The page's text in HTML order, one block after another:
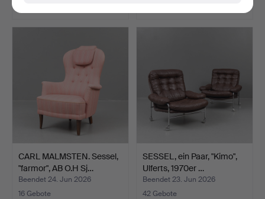
CARL MALMSTEN. Sessel,
"farmor", AB O.H Sj…
Beendet 24. Jun 2026
16 Gebote
SESSEL, ein Paar, "Kimo",
Ulferts, 1970er …
Beendet 23. Jun 2026
42 Gebote